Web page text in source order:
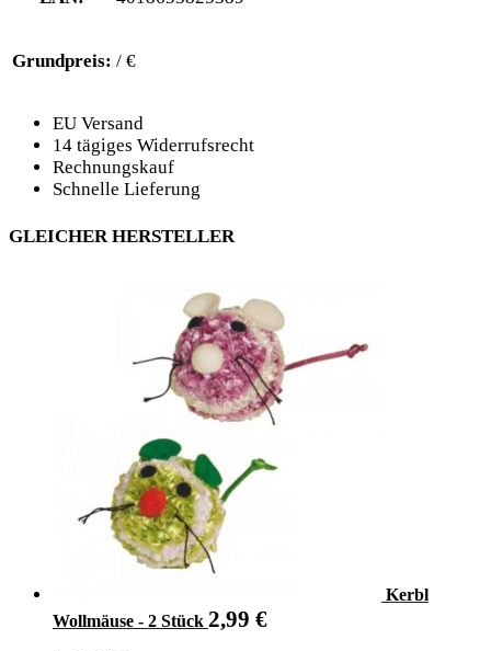
Grundpreis: / €
EU Versand
14 tägiges Widerrufsrecht
Rechnungskauf
Schnelle Lieferung
GLEICHER HERSTELLER
Kerbl
Wollmäuse - 2 Stück 2,99 €